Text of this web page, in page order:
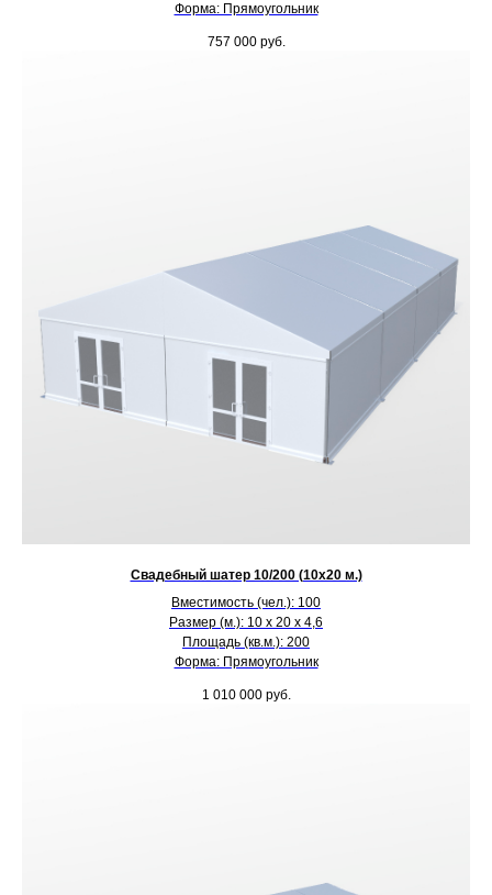
Форма: Прямоугольник
757 000 руб.
Свадебный шатер 10/200 (10х20 м.)
Вместимость (чел.): 100
Размер (м.): 10 х 20 х 4,6
Площадь (кв.м.): 200
Форма: Прямоугольник
1 010 000 руб.